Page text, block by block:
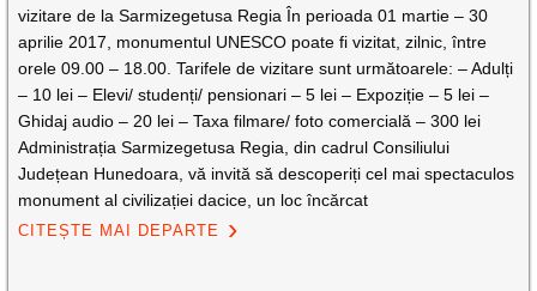
vizitare de la Sarmizegetusa Regia În perioada 01 martie – 30
aprilie 2017, monumentul UNESCO poate fi vizitat, zilnic, între
orele 09.00 – 18.00. Tarifele de vizitare sunt următoarele: – Adulți
– 10 lei – Elevi/ studenți/ pensionari – 5 lei – Expoziție – 5 lei –
Ghidaj audio – 20 lei – Taxa filmare/ foto comercială – 300 lei
Administrația Sarmizegetusa Regia, din cadrul Consiliului
Județean Hunedoara, vă invită să descoperiți cel mai spectaculos
monument al civilizației dacice, un loc încărcat
CITEȘTE MAI DEPARTE